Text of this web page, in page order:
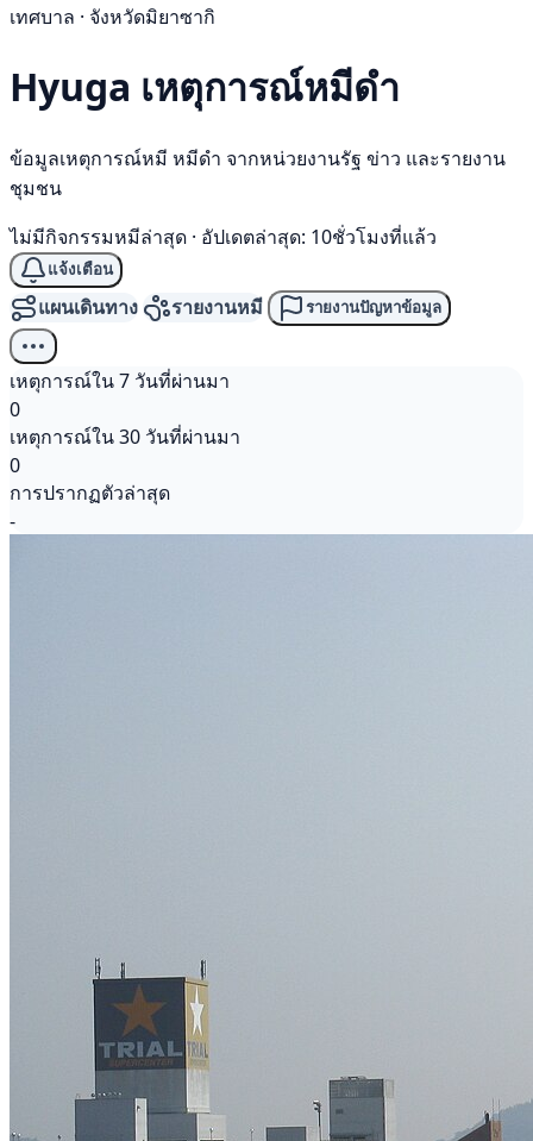
เทศบาล · จังหวัดมิยาซากิ
Hyuga เหตุการณ์หมีดำ
ข้อมูลเหตุการณ์หมี หมีดำ จากหน่วยงานรัฐ ข่าว และรายงาน
ชุมชน
ไม่มีกิจกรรมหมีล่าสุด · อัปเดตล่าสุด: 10ชั่วโมงที่แล้ว
แจ้งเตือน
แผนเดินทาง รายงานหมี รายงานปัญหาข้อมูล
เหตุการณ์ใน 7 วันที่ผ่านมา
0
เหตุการณ์ใน 30 วันที่ผ่านมา
0
การปรากฏตัวล่าสุด
-